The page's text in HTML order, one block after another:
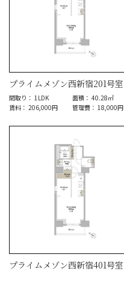
プライムメゾン西新宿201号室
間取り： 1LDK
面積： 40.28㎡
賃料： 206,000円
管理費： 18,000円
プライムメゾン西新宿401号室